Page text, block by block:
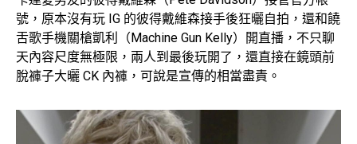
號，原本沒有玩 IG 的彼得戴維森接手後狂曬自拍，還和饒
舌歌手機關槍凱利（Machine Gun Kelly）開直播，不只聊
天內容尺度無極限，兩人到最後玩開了，還直接在鏡頭前
脫褲子大曬 CK 內褲，可說是宣傳的相當盡責。